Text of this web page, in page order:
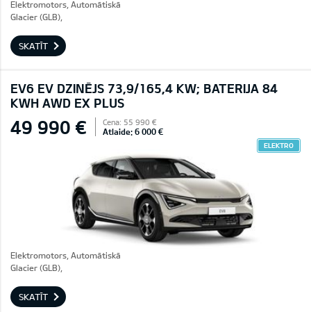
Elektromotors, Automātiskā
Glacier (GLB),
SKATĪT
EV6 EV DZINĒJS 73,9/165,4 KW; BATERIJA 84
KWH AWD EX PLUS
49 990 € Cena: 55 990 €
Atlaide: 6 000 €
ELEKTRO
Elektromotors, Automātiskā
Glacier (GLB),
SKATĪT